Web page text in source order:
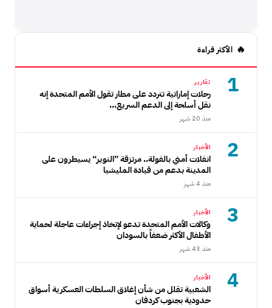
الأكثر قراءة
1 تقارير
رحلات إماراتية تتردد على مطار تقول الأمم المتحدة إنه
نقل أسلحة إلى الدعم السريع...
منذ 20 شهر
2 الأخبار
انفلات أمني بالفولة.. مرتزقة ”النوير“ يسيطرون على
المدينة بدعم من قيادة المليشيا
منذ 4 شهر
3 الأخبار
وكالات الأمم المتحدة تدعو لإتخاذ إجراءات عاجلة لحماية
الأطفال الأكثر ضعفاً بالسودان
منذ 43 شهر
4 الأخبار
الشعبية تقلل من شأن إغلاق السلطات العسكرية أسواق
حدودية بجنوب كردفان